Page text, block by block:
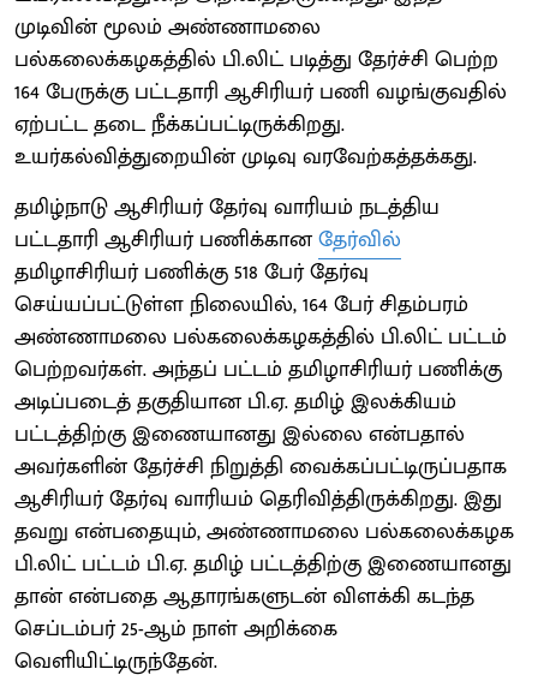
முடிவின் மூலம் அண்ணாமலை
பல்கலைக்கழகத்தில் பி.லிட் படித்து தேர்ச்சி பெற்ற
164 பேருக்கு பட்டதாரி ஆசிரியர் பணி வழங்குவதில்
ஏற்பட்ட தடை நீக்கப்பட்டிருக்கிறது.
உயர்கல்வித்துறையின் முடிவு வரவேற்கத்தக்கது.
தமிழ்நாடு ஆசிரியர் தேர்வு வாரியம் நடத்திய
பட்டதாரி ஆசிரியர் பணிக்கானதேர்வில்
தமிழாசிரியர் பணிக்கு 518 பேர் தேர்வு
செய்யப்பட்டுள்ள நிலையில், 164 பேர் சிதம்பரம்
அண்ணாமலை பல்கலைக்கழகத்தில் பி.லிட் பட்டம்
பெற்றவர்கள். அந்தப் பட்டம் தமிழாசிரியர் பணிக்கு
அடிப்படைத் தகுதியான பி.ஏ. தமிழ் இலக்கியம்
பட்டத்திற்கு இணையானது இல்லை என்பதால்
அவர்களின் தேர்ச்சி நிறுத்தி வைக்கப்பட்டிருப்பதாக
ஆசிரியர் தேர்வு வாரியம் தெரிவித்திருக்கிறது. இது
தவறு என்பதையும், அண்ணாமலை பல்கலைக்கழக
பி.லிட் பட்டம் பி.ஏ. தமிழ் பட்டத்திற்கு இணையானது
தான் என்பதை ஆதாரங்களுடன் விளக்கி கடந்த
செப்டம்பர் 25-ஆம் நாள் அறிக்கை
வெளியிட்டிருந்தேன்.